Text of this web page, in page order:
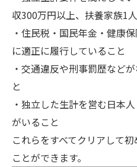
収300万円以上、扶養家族1
・住民税・国民年金・健康
に適正に履行していること
・交通違反や刑事罰歴など
と
・独立した生計を営む日本
がいること
これらをすべてクリアして
ことができます。